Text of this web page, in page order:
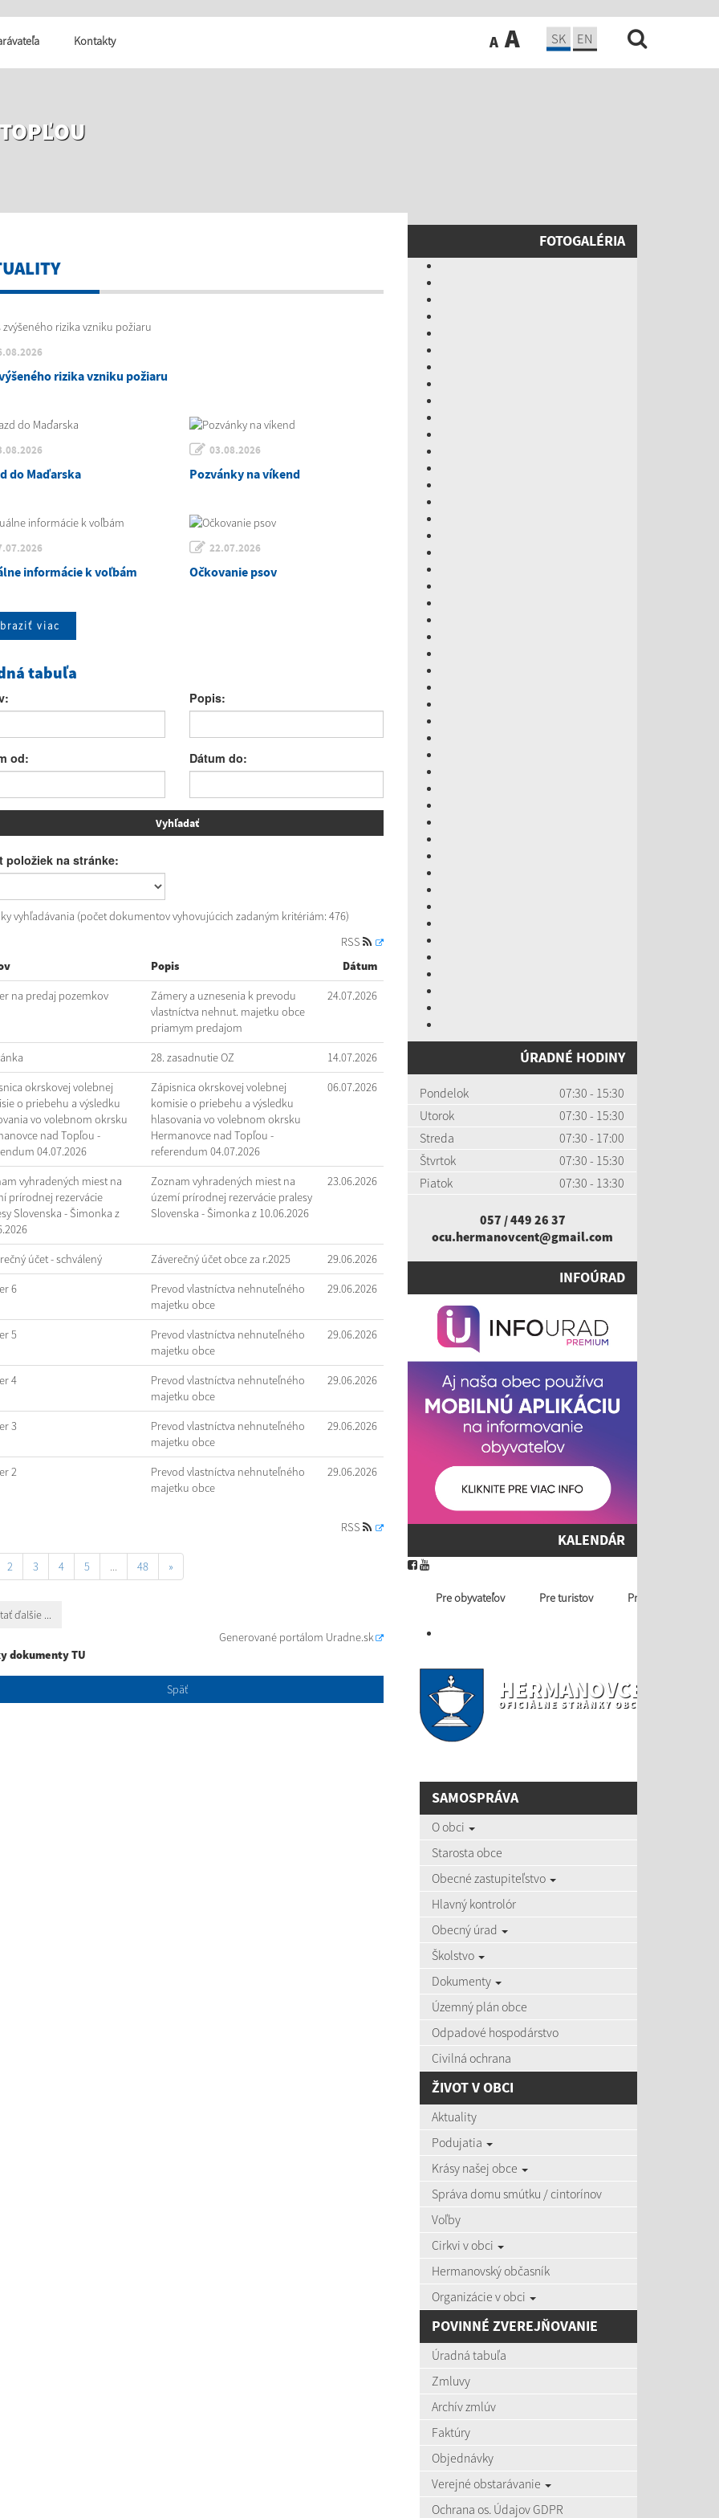
Kontakty A A SK EN
rizika vzniku požiaru
do Maďarska
03.08.2026
Pozvánky na víkend
informácie k voľbám
22.07.2026
Očkovanie psov
viac
tabuľa
Popis:
od: Dátum do:
položiek na stránke:
vyhľadávania (počet dokumentov vyhovujúcich zadaným kritériám: 476)
RSS
Popis Dátum
na predaj pozemkov
Zámery a uznesenia k prevodu
vlastníctva nehnut. majetku obce
priamym predajom
24.07.2026
28. zasadnutie OZ 14.07.2026
okrskovej volebnej
o priebehu a výsledku
vo volebnom okrsku
nad Topľou -
04.07.2026
Zápisnica okrskovej volebnej
komisie o priebehu a výsledku
hlasovania vo volebnom okrsku
Hermanovce nad Topľou -
referendum 04.07.2026
06.07.2026
vyhradených miest na
prírodnej rezervácie
Slovenska - Šimonka z
Zoznam vyhradených miest na
území prírodnej rezervácie pralesy
Slovenska - Šimonka z 10.06.2026
23.06.2026
účet - schválený Záverečný účet obce za r.2025 29.06.2026
6
Prevod vlastníctva nehnuteľného
majetku obce
29.06.2026
5
Prevod vlastníctva nehnuteľného
majetku obce
29.06.2026
4
Prevod vlastníctva nehnuteľného
majetku obce
29.06.2026
3
Prevod vlastníctva nehnuteľného
majetku obce
29.06.2026
2
Prevod vlastníctva nehnuteľného
majetku obce
29.06.2026
RSS
2 3 4 5 ... 48 »
ďalšie ...
Generované portálom Uradne.sk
dokumenty TU
Späť
FOTOGALÉRIA
ÚRADNÉ HODINY
Pondelok
07:30 - 15:30
Utorok
07:30 - 15:30
Streda
07:30 - 17:00
Štvrtok
07:30 - 15:30
Piatok
07:30 - 13:30
057 / 449 26 37
ocu.hermanovcent@gmail.com
INFOÚRAD
KALENDÁR
Pre obyvateľov Pre turistov Profil ver.
HERMANOVCE NAD
OFICIÁLNE STRÁNKY OBCE
SAMOSPRÁVA
O obci
Starosta obce
Obecné zastupiteľstvo
Hlavný kontrolór
Obecný úrad
Školstvo
Dokumenty
Územný plán obce
Odpadové hospodárstvo
Civilná ochrana
ŽIVOT V OBCI
Aktuality
Podujatia
Krásy našej obce
Správa domu smútku / cintorínov
Voľby
Cirkvi v obci
Hermanovský občasník
Organizácie v obci
POVINNÉ ZVEREJŇOVANIE
Úradná tabuľa
Zmluvy
Archív zmlúv
Faktúry
Objednávky
Verejné obstarávanie
Ochrana os. Údajov GDPR